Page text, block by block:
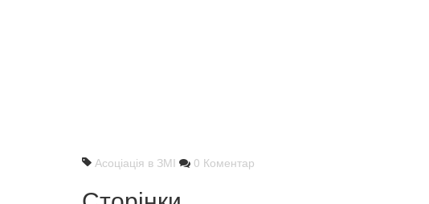
Асоціація в ЗМІ 0 Коментар